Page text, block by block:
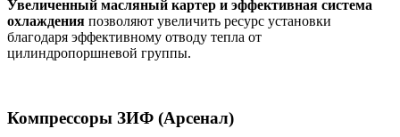
Увеличенный масляный картер и эффективная система
охлаждения позволяют увеличить ресурс установки
благодаря эффективному отводу тепла от
цилиндропоршневой группы.
Компрессоры ЗИФ (Арсенал)